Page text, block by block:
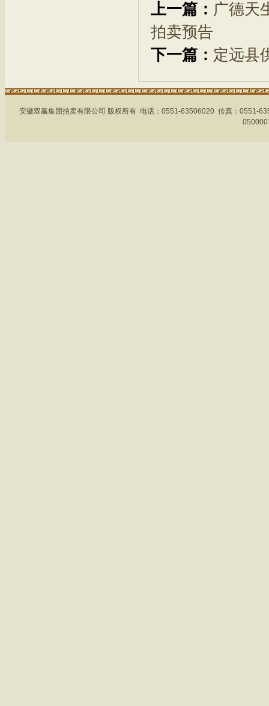
上一篇： 广德天
拍卖预告
下一篇： 定远县
安徽双赢集团拍卖有限公司 版权所有 电话：0551-63506020 传真：0551-